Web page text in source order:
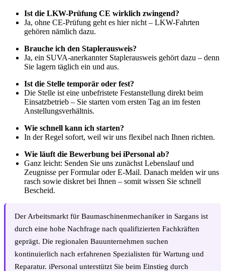
Ist die LKW-Prüfung CE wirklich zwingend?
Ja, ohne CE-Prüfung geht es hier nicht – LKW-Fahrten
gehören nämlich dazu.
Brauche ich den Staplerausweis?
Ja, ein SUVA-anerkannter Staplerausweis gehört dazu – denn
Sie lagern täglich ein und aus.
Ist die Stelle temporär oder fest?
Die Stelle ist eine unbefristete Festanstellung direkt beim
Einsatzbetrieb – Sie starten vom ersten Tag an im festen
Anstellungsverhältnis.
Wie schnell kann ich starten?
In der Regel sofort, weil wir uns flexibel nach Ihnen richten.
Wie läuft die Bewerbung bei iPersonal ab?
Ganz leicht: Senden Sie uns zunächst Lebenslauf und
Zeugnisse per Formular oder E-Mail. Danach melden wir uns
rasch sowie diskret bei Ihnen – somit wissen Sie schnell
Bescheid.
Der Arbeitsmarkt für Baumaschinenmechaniker in Sargans ist
durch eine hohe Nachfrage nach qualifizierten Fachkräften
geprägt. Die regionalen Bauunternehmen suchen
kontinuierlich nach erfahrenen Spezialisten für Wartung und
Reparatur. iPersonal unterstützt Sie beim Einstieg durch